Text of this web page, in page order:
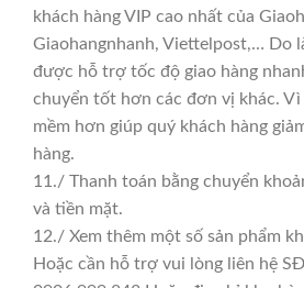
khách hàng VIP cao nhất của
Giaohangnhanh, Viettelpost,… Do
được hỗ trợ tốc độ giao hàng
chuyển tốt hơn các đơn vị khác. Vì
mềm hơn giúp quý khách hàng
hàng.
11./ Thanh toán bằng chuyển
và tiền mặt.
12./ Xem thêm một số sản phẩm
Hoặc cần hỗ trợ vui lòng liên hệ